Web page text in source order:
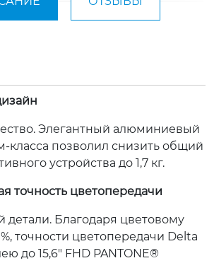
Элегантный алюминиевый
класса позволил снизить общий
устройства до 1,7 кг.
точность цветопередачи
детали. Благодаря цветовому
точности цветопередачи Delta
до 15,6" FHD PANTONE®